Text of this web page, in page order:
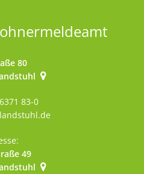
80
83-0
49